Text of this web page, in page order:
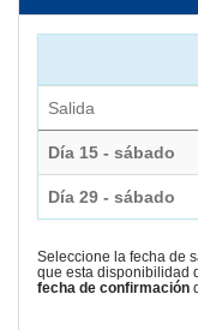
Salida
Día 15 - sábado
Día 29 - sábado
Seleccione la fecha de
que esta disponibilidad
fecha de confirmación